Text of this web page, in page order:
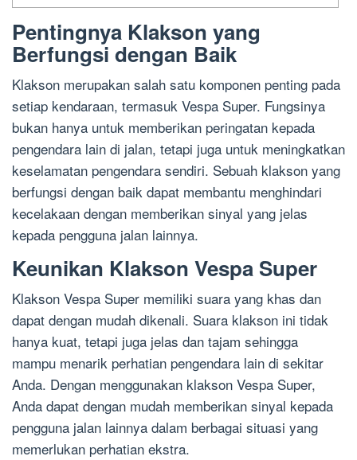
Pentingnya Klakson yang
Berfungsi dengan Baik
Klakson merupakan salah satu komponen penting pada
setiap kendaraan, termasuk Vespa Super. Fungsinya
bukan hanya untuk memberikan peringatan kepada
pengendara lain di jalan, tetapi juga untuk meningkatkan
keselamatan pengendara sendiri. Sebuah klakson yang
berfungsi dengan baik dapat membantu menghindari
kecelakaan dengan memberikan sinyal yang jelas
kepada pengguna jalan lainnya.
Keunikan Klakson Vespa Super
Klakson Vespa Super memiliki suara yang khas dan
dapat dengan mudah dikenali. Suara klakson ini tidak
hanya kuat, tetapi juga jelas dan tajam sehingga
mampu menarik perhatian pengendara lain di sekitar
Anda. Dengan menggunakan klakson Vespa Super,
Anda dapat dengan mudah memberikan sinyal kepada
pengguna jalan lainnya dalam berbagai situasi yang
memerlukan perhatian ekstra.